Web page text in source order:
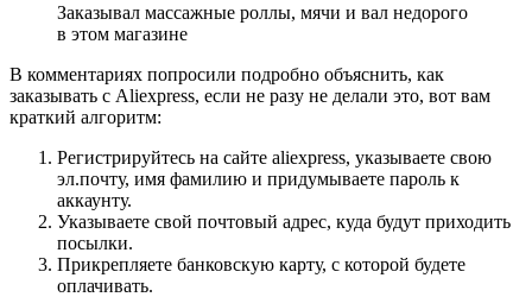
Заказывал массажные роллы, мячи и вал недорого
в этом магазине
В комментариях попросили подробно объяснить, как
заказывать с Aliexpress, если не разу не делали это, вот вам
краткий алгоритм:
Регистрируйтесь на сайте aliexpress, указываете свою
эл.почту, имя фамилию и придумываете пароль к
аккаунту.
Указываете свой почтовый адрес, куда будут приходить
посылки.
Прикрепляете банковскую карту, с которой будете
оплачивать.